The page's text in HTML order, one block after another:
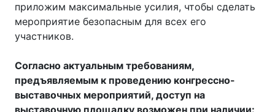
приложим максимальные усилия, чтобы сделать
мероприятие безопасным для всех его
участников.
Согласно актуальным требованиям,
предъявляемым к проведению конгрессно-
выставочных мероприятий, доступ на
выставочную площадку возможен при наличии: